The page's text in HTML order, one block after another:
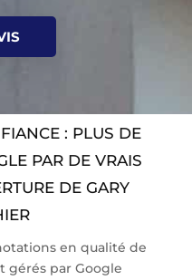
: PLUS DE
PAR DE VRAIS
DE GARY
en qualité de
gérés par Google